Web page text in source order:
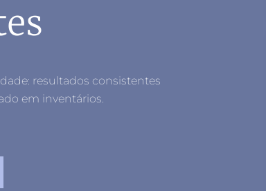
resultados consistentes
em inventários.